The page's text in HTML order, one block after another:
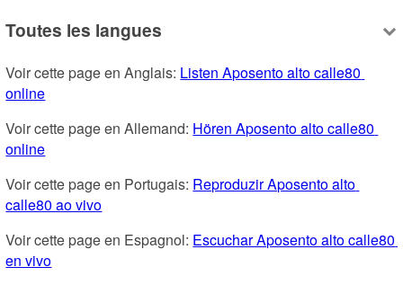
Toutes les langues
Voir cette page en Anglais: Listen Aposento alto calle80
online
Voir cette page en Allemand: Hören Aposento alto calle80
online
Voir cette page en Portugais: Reproduzir Aposento alto
calle80 ao vivo
Voir cette page en Espagnol: Escuchar Aposento alto calle80
en vivo